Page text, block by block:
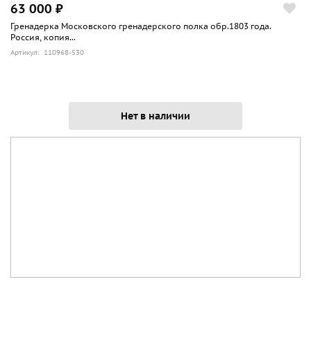
63 000 ₽
Гренадерка Московского гренадерского полка обр.1803 года.
Россия, копия...
Артикул: 110968-530
Нет в наличии